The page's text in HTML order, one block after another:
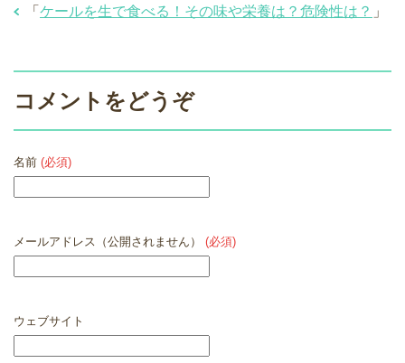
「 ケールを生で食べる！その味や栄養は？危険性は？ 」
コメントをどうぞ
名前 (必須)
メールアドレス（公開されません） (必須)
ウェブサイト